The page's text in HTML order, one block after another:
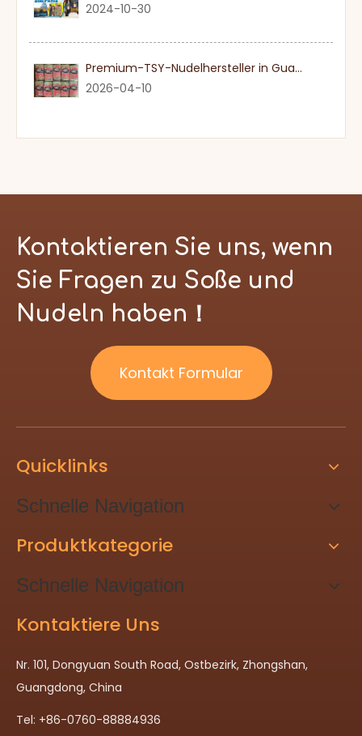
2024-10-30
Premium-TSY-Nudelhersteller in Guangdong
2026-04-10
Kontaktieren Sie uns, wenn
Sie Fragen zu Soße und
Nudeln haben！
Kontakt Formular
Quicklinks
Schnelle Navigation
Produktkategorie
Schnelle Navigation
Kontaktiere Uns
Nr. 101, Dongyuan South Road, Ostbezirk, Zhongshan,
Guangdong, China
Tel: +86-0760-88884936